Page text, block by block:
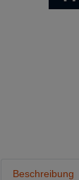
Beschreibung